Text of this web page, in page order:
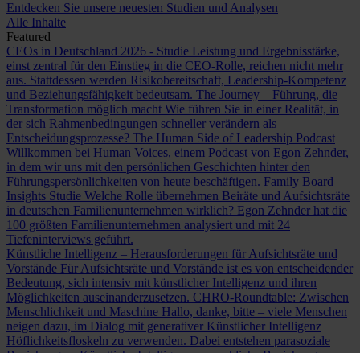
Entdecken Sie unsere neuesten Studien und Analysen
Alle Inhalte
Featured
CEOs in Deutschland 2026 - Studie Leistung und Ergebnisstärke,
einst zentral für den Einstieg in die CEO-Rolle, reichen nicht mehr
aus. Stattdessen werden Risikobereitschaft, Leadership-Kompetenz
und Beziehungsfähigkeit bedeutsam. The Journey – Führung, die
Transformation möglich macht Wie führen Sie in einer Realität, in
der sich Rahmenbedingungen schneller verändern als
Entscheidungsprozesse? The Human Side of Leadership Podcast
Willkommen bei Human Voices, einem Podcast von Egon Zehnder,
in dem wir uns mit den persönlichen Geschichten hinter den
Führungspersönlichkeiten von heute beschäftigen. Family Board
Insights Studie Welche Rolle übernehmen Beiräte und Aufsichtsräte
in deutschen Familienunternehmen wirklich? Egon Zehnder hat die
100 größten Familienunternehmen analysiert und mit 24
Tiefeninterviews geführt.
Künstliche Intelligenz – Herausforderungen für Aufsichtsräte und
Vorstände Für Aufsichtsräte und Vorstände ist es von entscheidender
Bedeutung, sich intensiv mit künstlicher Intelligenz und ihren
Möglichkeiten auseinanderzusetzen. CHRO-Roundtable: Zwischen
Menschlichkeit und Maschine Hallo, danke, bitte – viele Menschen
neigen dazu, im Dialog mit generativer Künstlicher Intelligenz
Höflichkeitsfloskeln zu verwenden. Dabei entstehen parasoziale